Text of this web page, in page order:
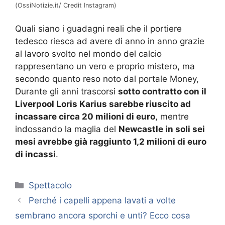
(OssiNotizie.it/ Credit Instagram)
Quali siano i guadagni reali che il portiere
tedesco riesca ad avere di anno in anno grazie
al lavoro svolto nel mondo del calcio
rappresentano un vero e proprio mistero, ma
secondo quanto reso noto dal portale Money,
Durante gli anni trascorsi sotto contratto con il
Liverpool Loris Karius sarebbe riuscito ad
incassare circa 20 milioni di euro, mentre
indossando la maglia del Newcastle in soli sei
mesi avrebbe già raggiunto 1,2 milioni di euro
di incassi.
Categorie
Spettacolo
Perché i capelli appena lavati a volte
sembrano ancora sporchi e unti? Ecco cosa